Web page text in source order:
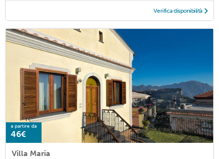
Verifica disponibilità
a partire da
46€
Villa Maria